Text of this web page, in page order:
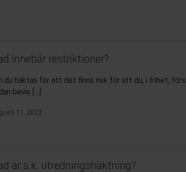
innebär restriktioner?
du häktas för att det finns risk för att du, i frihet,
bevis […]
11, 2022
är s.k. utredningshäktning?